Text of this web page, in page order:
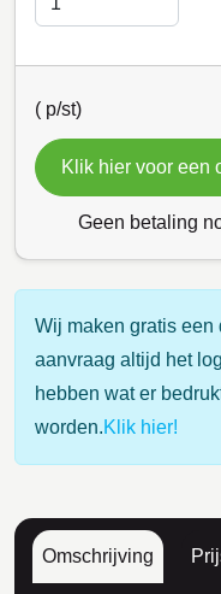
( p/st)
Klik hier voor een
Geen betaling
Wij maken gratis
aanvraag altijd het
hebben wat er
worden.Klik hier!
Omschrijving